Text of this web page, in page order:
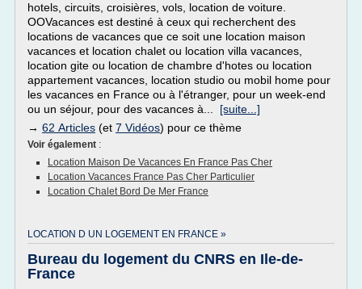
hotels, circuits, croisières, vols, location de voiture.
OOVacances est destiné à ceux qui recherchent des
locations de vacances que ce soit une location maison
vacances et location chalet ou location villa vacances,
location gite ou location de chambre d'hotes ou location
appartement vacances, location studio ou mobil home pour
les vacances en France ou à l'étranger, pour un week-end
ou un séjour, pour des vacances à... [suite...]
→ 62 Articles (et 7 Vidéos) pour ce thème
Voir également :
Location Maison De Vacances En France Pas Cher
Location Vacances France Pas Cher Particulier
Location Chalet Bord De Mer France
LOCATION D UN LOGEMENT EN FRANCE »
Bureau du logement du CNRS en Ile-de-
France